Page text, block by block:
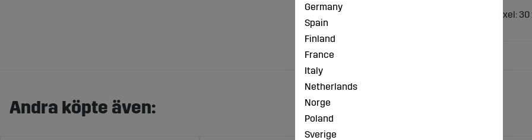
passar till fyrkantsaxel: 30
Andra köpte även:
Germany
Spain
Finland
France
Italy
Netherlands
Norge
Poland
Sverige